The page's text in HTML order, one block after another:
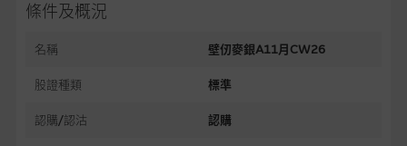
條件及概況
名稱 壁仞麥銀A11月CW26
股證種類 標準
認購/認沽 認購